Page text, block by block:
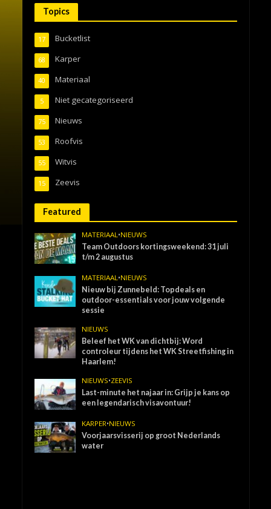
Topics
Bucketlist
17
Karper
68
Materiaal
40
Niet gecategoriseerd
5
Nieuws
75
Roofvis
53
Witvis
55
Zeevis
15
Featured
MATERIAAL •NIEUWS
Team Outdoors kortingsweekend: 31 juli
t/m 2 augustus
MATERIAAL •NIEUWS
Nieuw bij Zunnebeld: Topdeals en
outdoor-essentials voor jouw volgende
sessie
NIEUWS
Beleef het WK van dichtbij: Word
controleur tijdens het WK Streetfishing in
Haarlem!
NIEUWS•ZEEVIS
Last-minute het najaar in: Grijp je kans op
een legendarisch visavontuur!
KARPER•NIEUWS
Voorjaarsvisserij op groot Nederlands
water